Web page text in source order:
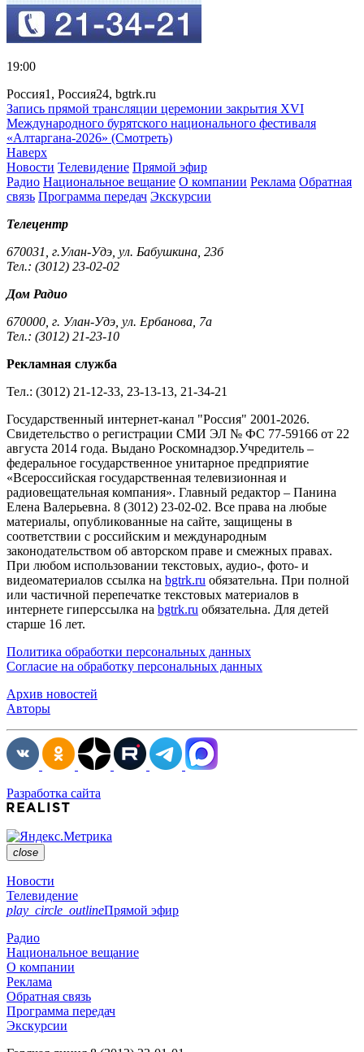
19:00
Россия1, Россия24, bgtrk.ru
Запись прямой трансляции церемонии закрытия XVI
Международного бурятского национального фестиваля
«Алтаргана-2026» (Смотреть)
Наверх
Новости Телевидение Прямой эфир
Радио Национальное вещание О компании Реклама Обратная
связь Программа передач Экскурсии
Телецентр
670031, г.Улан-Удэ, ул. Бабушкина, 23б
Тел.: (3012) 23-02-02
Дом Радио
670000, г. Улан-Удэ, ул. Ербанова, 7а
Тел.: (3012) 21-23-10
Рекламная служба
Тел.: (3012) 21-12-33, 23-13-13, 21-34-21
Государственный интернет-канал "Россия" 2001-2026.
Cвидетельство о регистрации СМИ ЭЛ № ФС 77-59166 от 22
августа 2014 года. Выдано Роскомнадзор.Учредитель –
федеральное государственное унитарное предприятие
«Всероссийская государственная телевизионная и
радиовещательная компания». Главный редактор – Панина
Елена Валерьевна. 8 (3012) 23-02-02. Все права на любые
материалы, опубликованные на сайте, защищены в
соответствии с российским и международным
законодательством об авторском праве и смежных правах.
При любом использовании текстовых, аудио-, фото- и
видеоматериалов ссылка на bgtrk.ru обязательна. При полной
или частичной перепечатке текстовых материалов в
интернете гиперссылка на bgtrk.ru обязательна. Для детей
старше 16 лет.
Политика обработки персональных данных
Согласие на обработку персональных данных
Архив новостей
Авторы
Разработка сайта
close
Новости
Телевидение
play_circle_outlineПрямой эфир
Радио
Национальное вещание
О компании
Реклама
Обратная связь
Программа передач
Экскурсии